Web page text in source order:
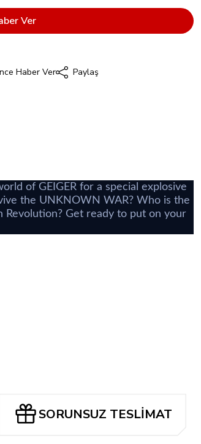
Ver
Haber Ver Paylaş
of GEIGER for a special explosive
the UNKNOWN WAR? Who is the
Revolution? Get ready to put on your
SORUNSUZ TESLİMAT